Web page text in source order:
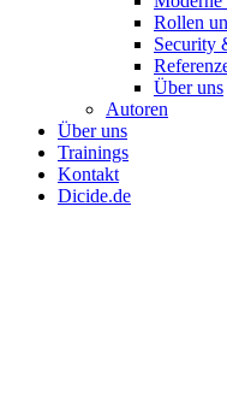
Rollen
Security
Über uns
Autoren
Über uns
Trainings
Kontakt
Dicide.de